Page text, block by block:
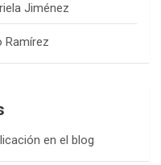
Jiménez
Ramírez
en el blog